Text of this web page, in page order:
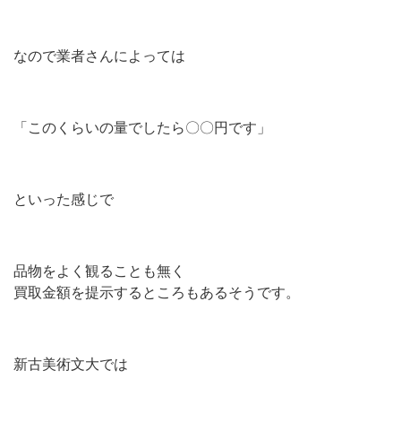
なので業者さんによっては
「このくらいの量でしたら〇〇円です」
といった感じで
品物をよく観ることも無く
買取金額を提示するところもあるそうです。
新古美術文大では